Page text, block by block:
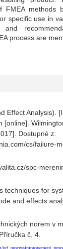
FMEA methods
specific use in
process are
Effect Analysis).
[online].
Dostupné z:
cs/failure-
spc-
techniques for
and effects
norem v
č. 4.